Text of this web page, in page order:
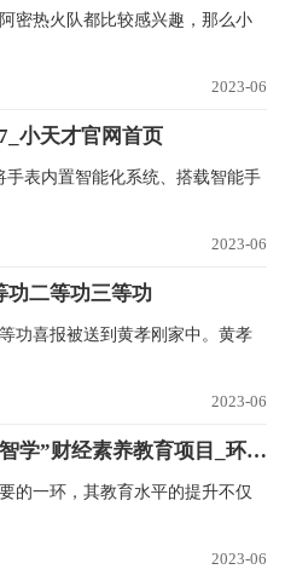
密热火队都比较感兴趣，那么小
2023-06
小天才官网首页
手表内置智能化系统、搭载智能手
2023-06
功二等功三等功
功喜报被送到黄孝刚家中。黄孝
2023-06
上海银行：升级打造“上银智学”财经素养教育项目_环球快资讯
的一环，其教育水平的提升不仅
2023-06